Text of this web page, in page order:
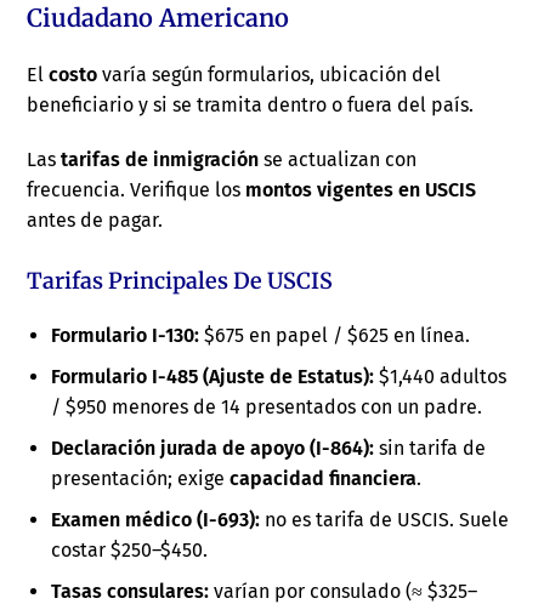
Ciudadano Americano
Elcosto varía según formularios, ubicación del
beneficiario y si se tramita dentro o fuera del país.
Lastarifas de inmigración se actualizan con
frecuencia. Verifique los montos vigentes en USCIS
antes de pagar.
Tarifas Principales De USCIS
Formulario I-130: $675 en papel / $625 en línea.
Formulario I-485 (Ajuste de Estatus): $1,440 adultos
/ $950 menores de 14 presentados con un padre.
Declaración jurada de apoyo (I-864): sin tarifa de
presentación; exigecapacidad financiera.
Examen médico (I-693): no es tarifa de USCIS. Suele
costar $250–$450.
Tasas consulares: varían por consulado (≈ $325–